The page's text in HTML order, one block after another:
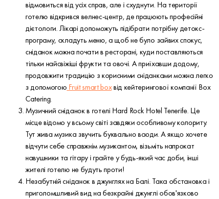
відмовиться від усіх справ, але і схуднути. На території
готелю відкрився велнес-центр, де працюють професійні
дієтологи. Лікарі допоможуть підібрати потрібну детокс-
програму, складуть меню, а щоб не було зайвих спокус,
сніданок можна почати в ресторані, куди поставляються
тільки найсвіжіші фрукти та овочі. А приїхавши додому,
продовжити традицію з корисними сніданками можна легко
з допомогою Fruit smart boxвід кейтерингової компанії Box
Catering.
Музичний сніданок в готелі Hard Rock Hotel Tenerife. Це
місце відомо у всьому світі завдяки особливому колориту.
Тут жива музика звучить буквально всюди. А якщо хочете
відчути себе справжнім музикантом, візьміть напрокат
навушники та гітару і грайте у будь-який час доби, інші
жителі готелю не будуть проти!
Незабутній сніданок в джунглях на Балі. Така обстановка і
приголомшливий вид на безкрайні джунглі обов'язково